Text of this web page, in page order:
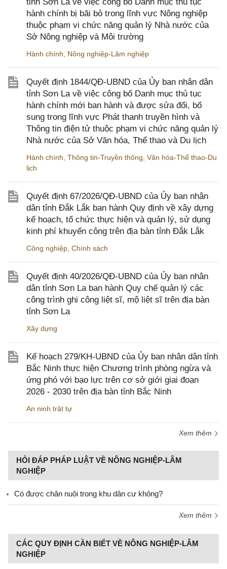
hành chính bị bãi bỏ trong lĩnh vực Nông nghiệp
thuộc phạm vi chức năng quản lý Nhà nước của
Sở Nông nghiệp và Môi trường
Hành chính Nông nghiệp-Lâm nghiệp
Quyết định 1844/QĐ-UBND của Ủy ban nhân dân
tỉnh Sơn La về việc công bố Danh mục thủ tục
hành chính mới ban hành và được sửa đổi, bổ
sung trong lĩnh vực Phát thanh truyền hình và
Thông tin điện tử thuộc phạm vi chức năng quản lý
Nhà nước của Sở Văn hóa, Thể thao và Du lịch
Hành chính Thông tin-Truyền thông Văn hóa-Thể thao-Du
lịch
Quyết định 67/2026/QĐ-UBND của Ủy ban nhân
dân tỉnh Đắk Lắk ban hành Quy định về xây dựng
kế hoạch, tổ chức thực hiện và quản lý, sử dụng
kinh phí khuyến công trên địa bàn tỉnh Đắk Lắk
Công nghiệp Chính sách
Quyết định 40/2026/QĐ-UBND của Ủy ban nhân
dân tỉnh Sơn La ban hành Quy chế quản lý các
công trình ghi công liệt sĩ, mộ liệt sĩ trên địa bàn
tỉnh Sơn La
Xây dựng
Kế hoạch 279/KH-UBND của Ủy ban nhân dân tỉnh
Bắc Ninh thực hiện Chương trình phòng ngừa và
ứng phó với bạo lực trên cơ sở giới giai đoạn
2026 - 2030 trên địa bàn tỉnh Bắc Ninh
An ninh trật tự
Xem thêm
HỎI ĐÁP PHÁP LUẬT VỀ NÔNG NGHIỆP-LÂM
NGHIỆP
Có được chăn nuôi trong khu dân cư không?
Xem thêm
CÁC QUY ĐỊNH CẦN BIẾT VỀ NÔNG NGHIỆP-LÂM
NGHIỆP